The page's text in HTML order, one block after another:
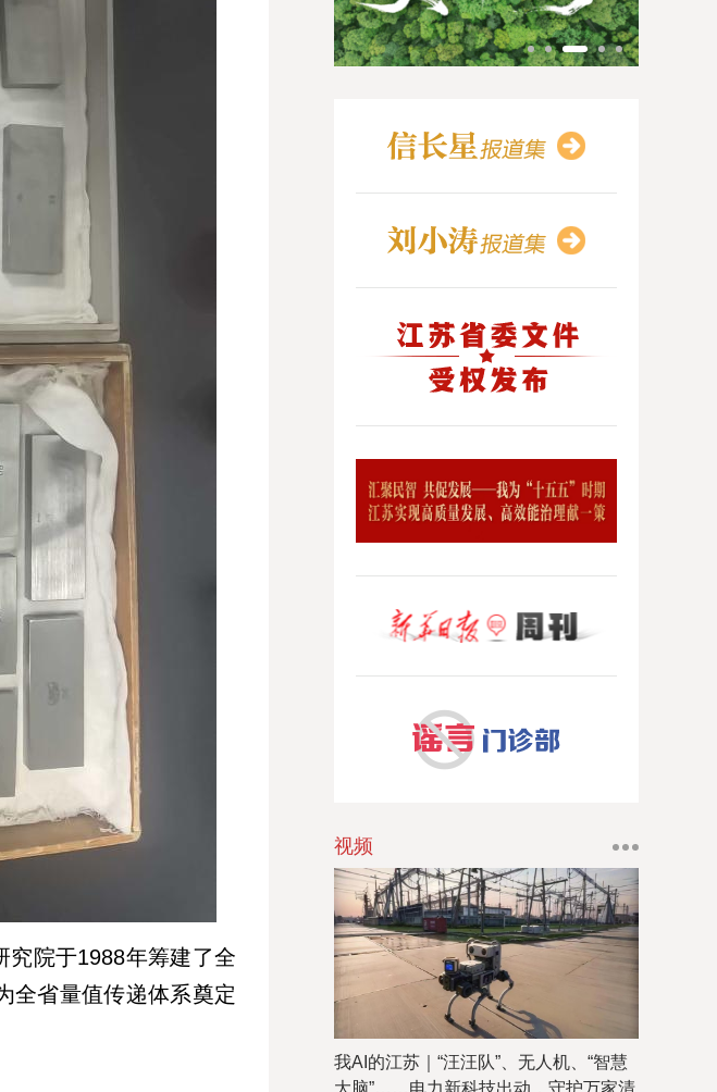
究院于1988年筹建了全
全省量值传递体系奠定
视频
我AI的江苏｜“汪汪队”、无人机、“智慧